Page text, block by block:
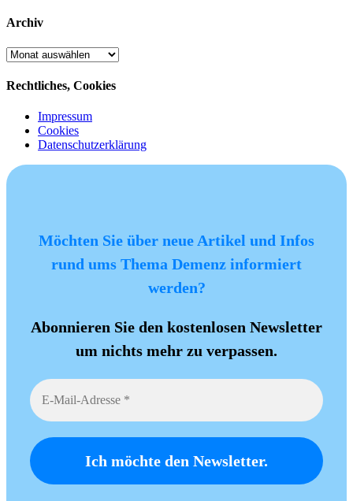
Archiv
Archiv
Rechtliches, Cookies
Impressum
Cookies
Datenschutzerklärung
Möchten Sie über neue Artikel und Infos
rund ums Thema Demenz informiert
werden?
Abonnieren Sie den kostenlosen Newsletter
um nichts mehr zu verpassen.